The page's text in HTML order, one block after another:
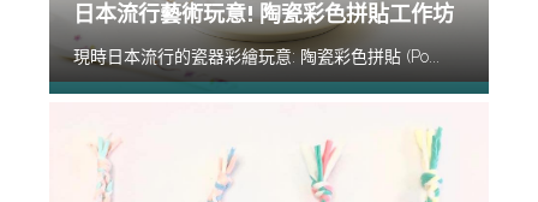
日本流行藝術玩意! 陶瓷彩色拼貼工作坊
現時日本流行的瓷器彩繪玩意: 陶瓷彩色拼貼 (Po...